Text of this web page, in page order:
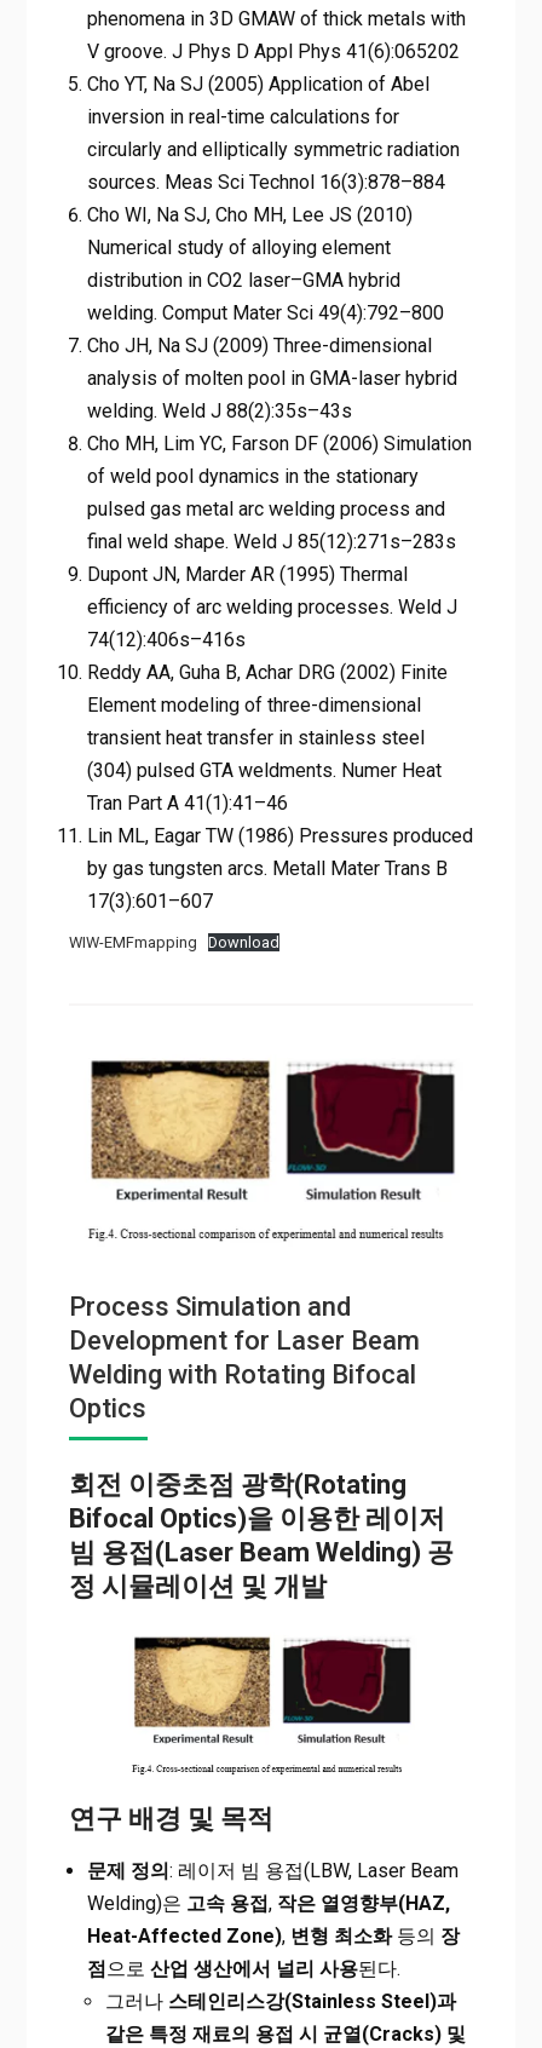
phenomena in 3D GMAW of thick metals with
V groove. J Phys D Appl Phys 41(6):065202
Cho YT, Na SJ (2005) Application of Abel
inversion in real-time calculations for
circularly and elliptically symmetric radiation
sources. Meas Sci Technol 16(3):878–884
Cho WI, Na SJ, Cho MH, Lee JS (2010)
Numerical study of alloying element
distribution in CO2 laser–GMA hybrid
welding. Comput Mater Sci 49(4):792–800
Cho JH, Na SJ (2009) Three-dimensional
analysis of molten pool in GMA-laser hybrid
welding. Weld J 88(2):35s–43s
Cho MH, Lim YC, Farson DF (2006) Simulation
of weld pool dynamics in the stationary
pulsed gas metal arc welding process and
final weld shape. Weld J 85(12):271s–283s
Dupont JN, Marder AR (1995) Thermal
efficiency of arc welding processes. Weld J
74(12):406s–416s
Reddy AA, Guha B, Achar DRG (2002) Finite
Element modeling of three-dimensional
transient heat transfer in stainless steel
(304) pulsed GTA weldments. Numer Heat
Tran Part A 41(1):41–46
Lin ML, Eagar TW (1986) Pressures produced
by gas tungsten arcs. Metall Mater Trans B
17(3):601–607
WIW-EMFmapping Download
Process Simulation and
Development for Laser Beam
Welding with Rotating Bifocal
Optics
회전 이중초점 광학(Rotating
Bifocal Optics)을 이용한 레이저
빔 용접(Laser Beam Welding) 공
정 시뮬레이션 및 개발
연구 배경 및 목적
문제 정의 : 레이저 빔 용접(LBW, Laser Beam
Welding)은 고속 용접, 작은 열영향부(HAZ,
Heat-Affected Zone), 변형 최소화등의 장
점 으로 산업 생산에서 널리 사용된다.
그러나 스테인리스강(Stainless Steel)과
같은 특정 재료의 용접 시 균열(Cracks) 및